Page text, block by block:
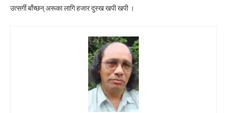
उत्सर्गी बाँच्छन् अरूका लागि हजार दुस्ख खपी खपी ।